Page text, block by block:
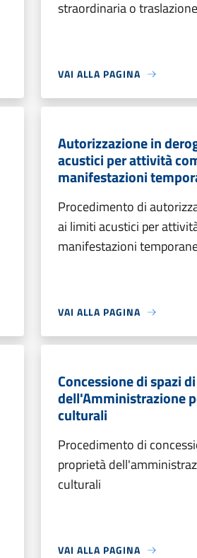
straordinaria o traslazione
VAI ALLA PAGINA
Autorizzazione in
acustici per attività
manifestazioni
Procedimento di
ai limiti acustici per
manifestazioni
VAI ALLA PAGINA
Concessione di spazi
dell'Amministrazione
culturali
Procedimento di
proprietà
culturali
VAI ALLA PAGINA